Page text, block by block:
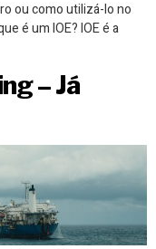
ou como utilizá-lo no
é um IOE? IOE é a
– Já